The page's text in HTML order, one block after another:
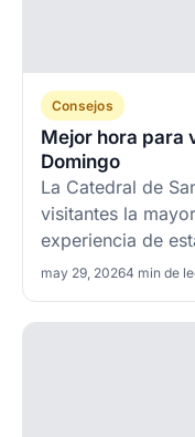
Consejos
Mejor hora para
Domingo
La Catedral de
visitantes la
experiencia de
may 29, 20264 min de